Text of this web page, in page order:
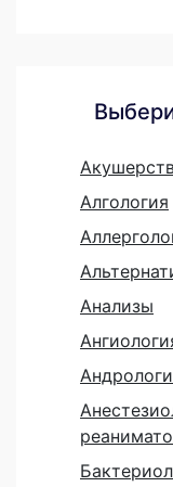
Алгология
Анализы